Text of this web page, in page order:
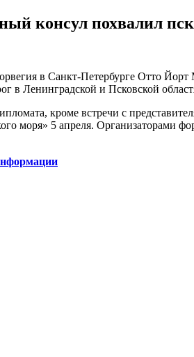
консул похвалил
в Санкт-Петербурге Отто
в Ленинградской и Псковской
кроме встречи с
моря» 5 апреля. Организаторами